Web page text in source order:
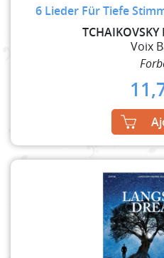
6 Lieder Für Tiefe
TCHAIKOVSKY
Voix